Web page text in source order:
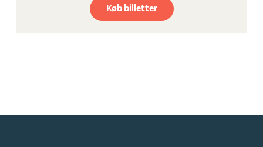
Køb billetter